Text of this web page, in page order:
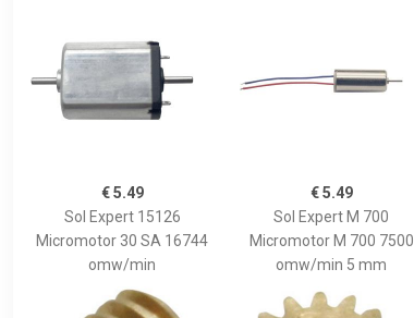
€ 5.49
Sol Expert 15126
Micromotor 30 SA 16744
omw/min
€ 5.49
Sol Expert M 700
Micromotor M 700 7500
omw/min 5 mm